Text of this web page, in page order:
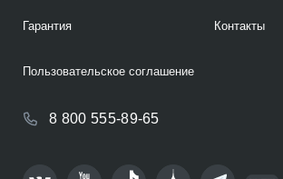
Гарантия Контакты
8 800 555-89-65
Пользовательское соглашение